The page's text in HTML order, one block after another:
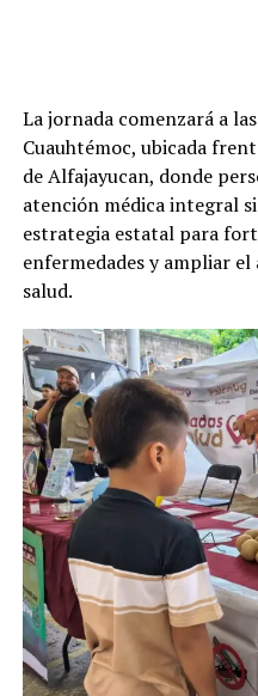
La jornada comenzará a
Cuauhtémoc, ubicada
de Alfajayucan, donde
atención médica integral
estrategia estatal para
enfermedades y ampliar el
salud.